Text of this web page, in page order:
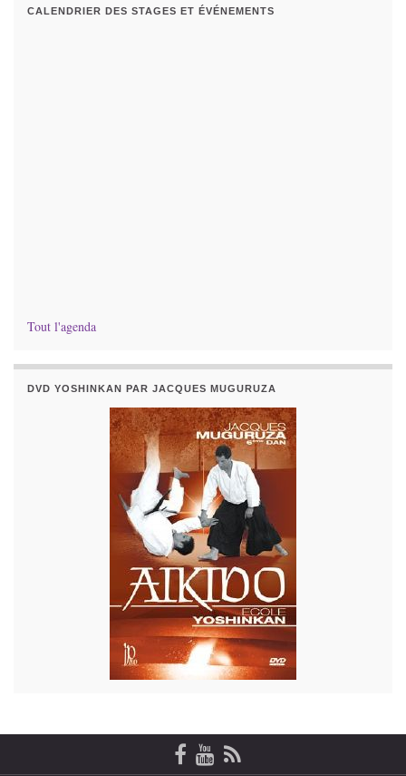
CALENDRIER DES STAGES ET ÉVÉNEMENTS
Tout l'agenda
DVD YOSHINKAN PAR JACQUES MUGURUZA